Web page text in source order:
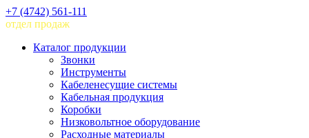
+7 (4742) 561-111
отдел продаж
Каталог продукции
Звонки
Инструменты
Кабеленесущие системы
Кабельная продукция
Коробки
Низковольтное оборудование
Расходные материалы